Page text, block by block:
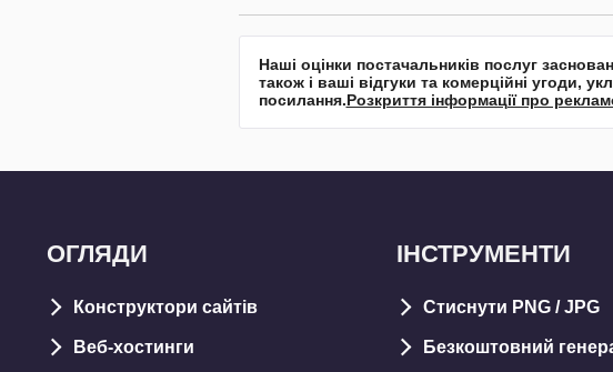
Наші оцінки постачальників послуг
також і ваші відгуки та комерційні угоди,
посилання.Розкриття інформації про
ОГЛЯДИ
Конструктори сайтів
Веб-хостинги
ІНСТРУМЕНТИ
Стиснути PNG / JPG
Безкоштовний